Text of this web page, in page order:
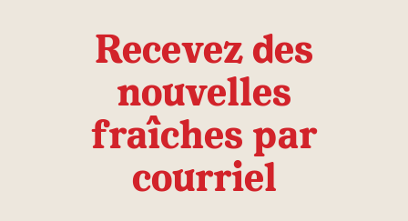
Recevez des
nouvelles
fraîches par
courriel